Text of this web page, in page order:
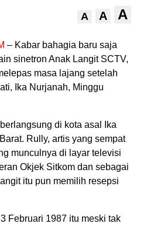
A A A
– Kabar bahagia baru saja
sinetron Anak Langit SCTV,
masa lajang setelah
Ika Nurjanah, Minggu
di kota asal Ika
Rully, artis yang sempat
munculnya di layar televisi
Okjek Sitkom dan sebagai
itu pun memilih resepsi
Februari 1987 itu meski tak